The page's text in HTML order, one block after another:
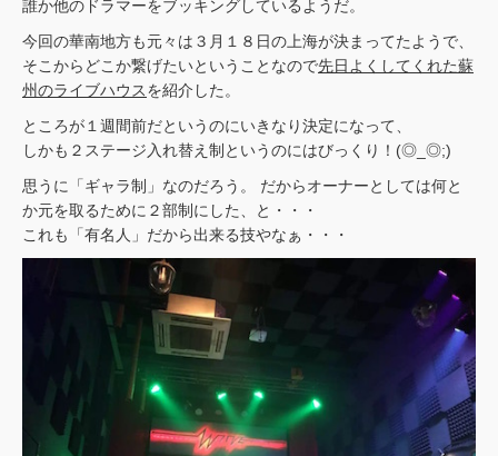
誰か他のドラマーをブッキングしているようだ。
今回の華南地方も元々は３月１８日の上海が決まってたようで、
そこからどこか繋げたいということなので先日よくしてくれた蘇
州のライブハウスを紹介した。
ところが１週間前だというのにいきなり決定になって、
しかも２ステージ入れ替え制というのにはびっくり！(◎_◎;)
思うに「ギャラ制」なのだろう。 だからオーナーとしては何と
か元を取るために２部制にした、と・・・
これも「有名人」だから出来る技やなぁ・・・